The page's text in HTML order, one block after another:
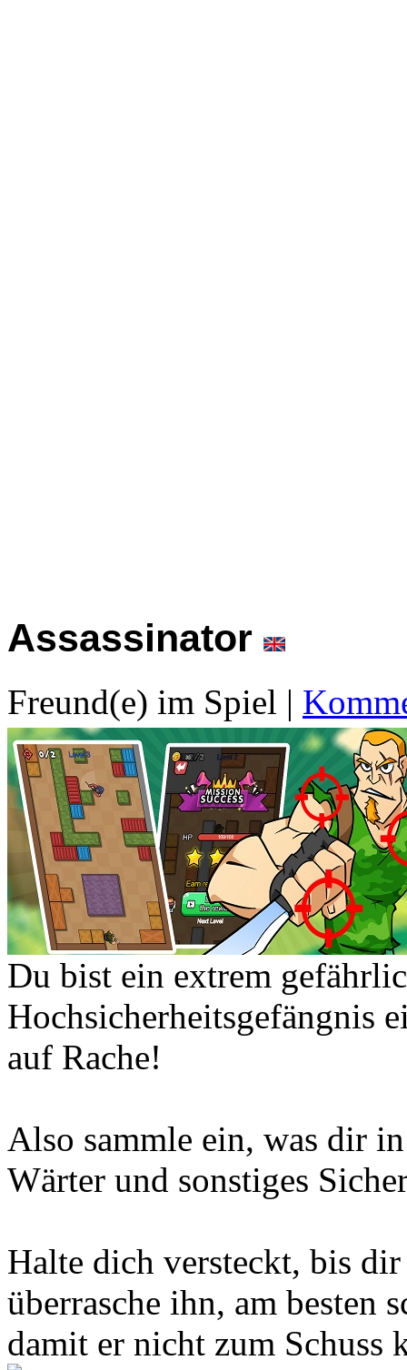
Assassinator
Freund(e) im Spiel |
Du bist ein extrem
Hochsicherheitsgefängnis
auf Rache!
Also sammle ein, was dir
Wärter und sonstiges
Halte dich versteckt, bis
überrasche ihn, am besten
damit er nicht zum Schuss